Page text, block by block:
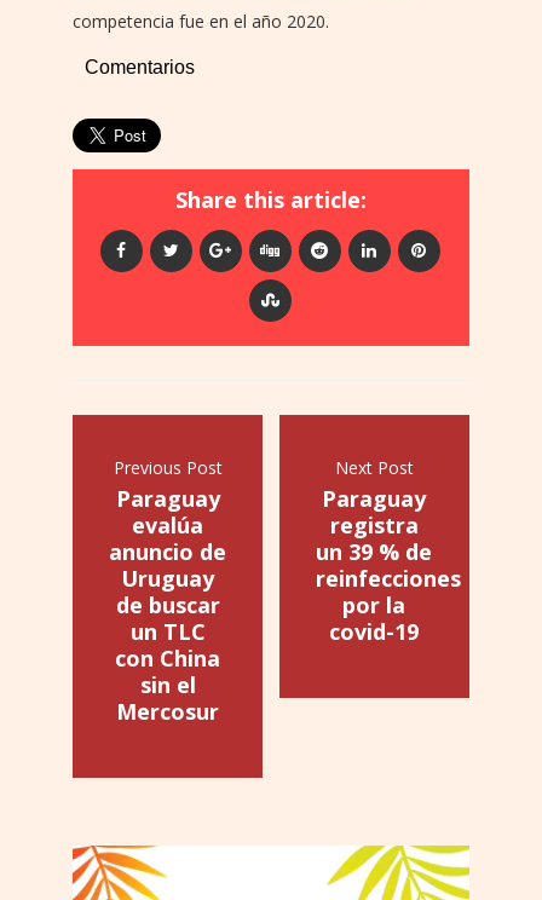
competencia fue en el año 2020.
Comentarios
Share this article:
Previous Post
Paraguay
evalúa
anuncio de
Uruguay
de buscar
un TLC
con China
sin el
Mercosur
Next Post
Paraguay
registra
un 39 % de
reinfecciones
por la
covid-19